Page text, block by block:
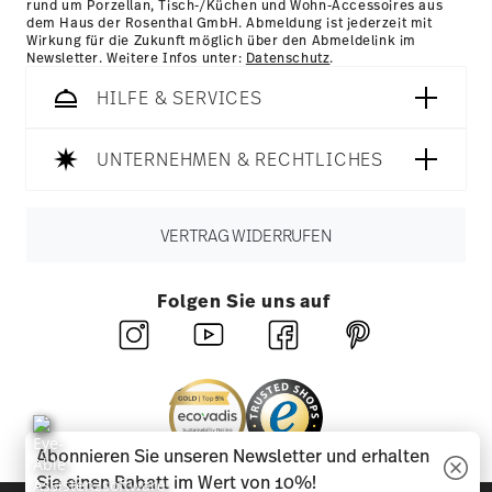
rund um Porzellan, Tisch-/Küchen und Wohn-Accessoires aus
dem Haus der Rosenthal GmbH. Abmeldung ist jederzeit mit
Wirkung für die Zukunft möglich über den Abmeldelink im
Newsletter. Weitere Infos unter: Datenschutz.
HILFE & SERVICES
UNTERNEHMEN & RECHTLICHES
VERTRAG WIDERRUFEN
Folgen Sie uns auf
Abonnieren Sie unseren Newsletter und erhalten
Sie einen Rabatt im Wert von 10%!